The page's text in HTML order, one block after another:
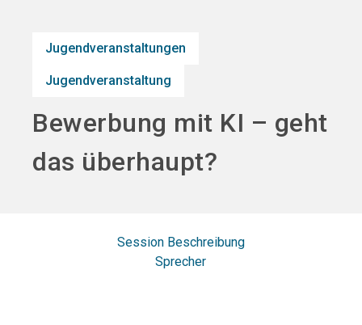
Jugendveranstaltungen
Jugendveranstaltung
Bewerbung mit KI – geht
das überhaupt?
Session Beschreibung
Sprecher